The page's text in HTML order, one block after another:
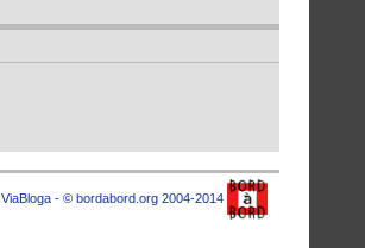
ViaBloga - © bordabord.org 2004-2014